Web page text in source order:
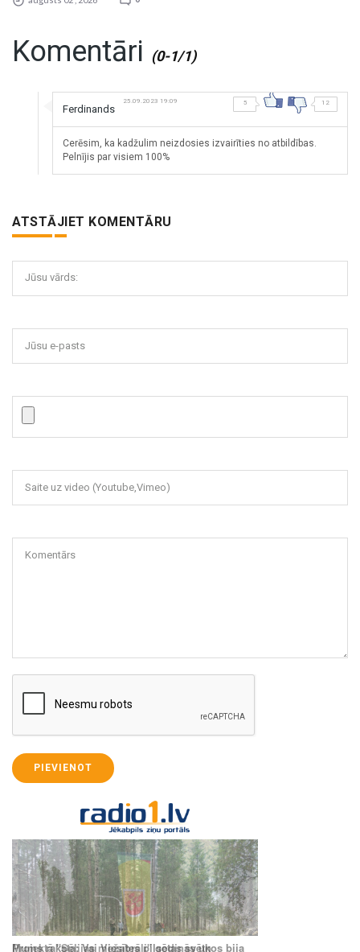
Komentāri (0-1/1)
Ferdinands
25.09.2023 19:09 5 12
Cerēsim, ka kadžulim neizdosies izvairīties no atbildības.
Pelnījis par visiem 100%
ATSTĀJIET KOMENTĀRU
Jūsu vārds:
Jūsu e-pasts
Saite uz video (Youtube,Vimeo)
Komentārs
PIEVIENOT